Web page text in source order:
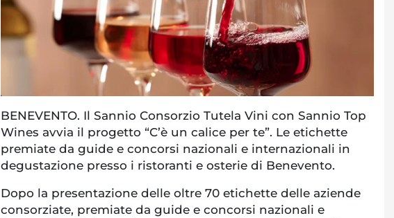
BENEVENTO. Il Sannio Consorzio Tutela Vini con Sannio Top
Wines avvia il progetto “C’è un calice per te”. Le etichette
premiate da guide e concorsi nazionali e internazionali in
degustazione presso i ristoranti e osterie di Benevento.
Dopo la presentazione delle oltre 70 etichette delle aziende
consorziate, premiate da guide e concorsi nazionali e